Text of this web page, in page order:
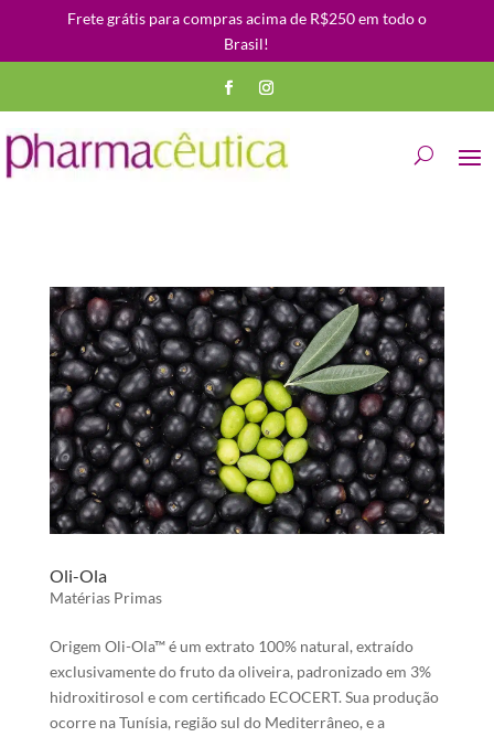
Frete grátis para compras acima de R$250 em todo o
Brasil!
Oli-Ola
Matérias Primas
Origem Oli-Ola™ é um extrato 100% natural, extraído
exclusivamente do fruto da oliveira, padronizado em 3%
hidroxitirosol e com certificado ECOCERT. Sua produção
ocorre na Tunísia, região sul do Mediterrâneo, e a